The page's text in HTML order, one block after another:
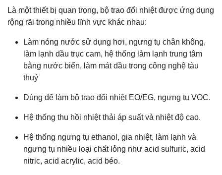
Là một thiết bị quan trọng, bộ trao đổi nhiệt được ứng dụng
rộng rãi trong nhiều lĩnh vực khác nhau:
Làm nóng nước sử dụng hơi, ngưng tụ chân không,
làm lạnh dầu trục cam, hệ thống làm lạnh trung tâm
bằng nước biển, làm mát dầu trong công nghệ tàu
thuỷ
Dùng để làm bộ trao đổi nhiệt EO/EG, ngưng tụ VOC.
Hệ thống thu hồi nhiệt thải áp suất và nhiệt độ cao.
Hệ thống ngưng tụ ethanol, gia nhiệt, làm lạnh và
ngưng tụ nhiều loại chất lỏng như acid sulfuric, acid
nitric, acid acrylic, acid béo.